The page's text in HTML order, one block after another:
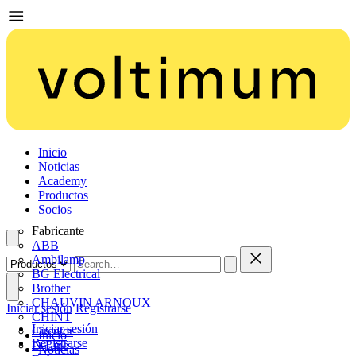
Inicio
Noticias
Academy
Productos
Socios
Fabricante
ABB
Ambilamp
BG Electrical
Brother
CHAUVIN ARNOUX
CHINT
Circutor
D-Line
Iniciar sesión
Registrarse
Iniciar sesión Registrarse
Inicio
Noticias